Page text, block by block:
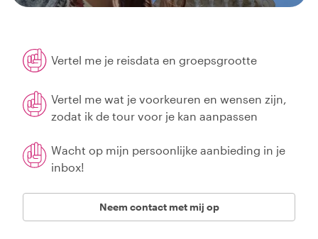
Vertel me je reisdata en groepsgrootte
Vertel me wat je voorkeuren en wensen zijn,
zodat ik de tour voor je kan aanpassen
Wacht op mijn persoonlijke aanbieding in je
inbox!
Neem contact met mij op